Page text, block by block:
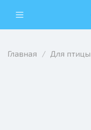
Главная Для птицы